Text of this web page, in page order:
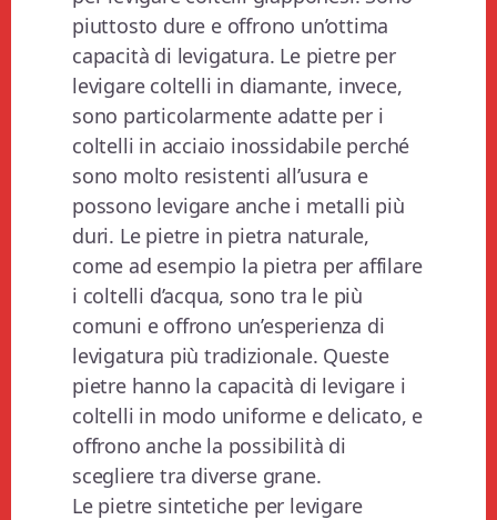
piuttosto dure e offrono un’ottima
capacità di levigatura. Le pietre per
levigare coltelli in diamante, invece,
sono particolarmente adatte per i
coltelli in acciaio inossidabile perché
sono molto resistenti all’usura e
possono levigare anche i metalli più
duri. Le pietre in pietra naturale,
come ad esempio la pietra per affilare
i coltelli d’acqua, sono tra le più
comuni e offrono un’esperienza di
levigatura più tradizionale. Queste
pietre hanno la capacità di levigare i
coltelli in modo uniforme e delicato, e
offrono anche la possibilità di
scegliere tra diverse grane.
Le pietre sintetiche per levigare